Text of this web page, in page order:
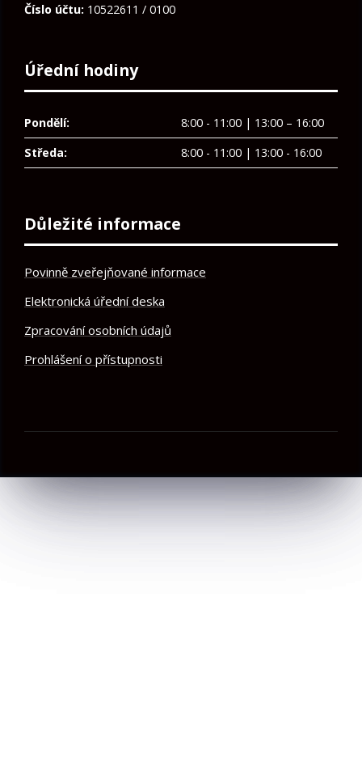
Číslo účtu: 10522611 / 0100
Úřední hodiny
Pondělí:
8:00 - 11:00 | 13:00 – 16:00
Středa:
8:00 - 11:00 | 13:00 - 16:00
Důležité informace
Povinně zveřejňované informace
Elektronická úřední deska
Zpracování osobních údajů
Prohlášení o přístupnosti